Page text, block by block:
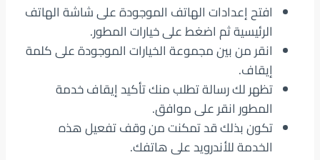
افتح إعدادات الهاتف الموجودة على شاشة الهاتف
الرئيسية ثم اضغط على خيارات المطور.
انقر من بين مجموعة الخيارات الموجودة على كلمة
إيقاف.
تظهر لك رسالة تطلب منك تأكيد إيقاف خدمة
المطور انقر على موافق.
تكون بذلك قد تمكنت من وقف تفعيل هذه
الخدمة للأندرويد على هاتفك.